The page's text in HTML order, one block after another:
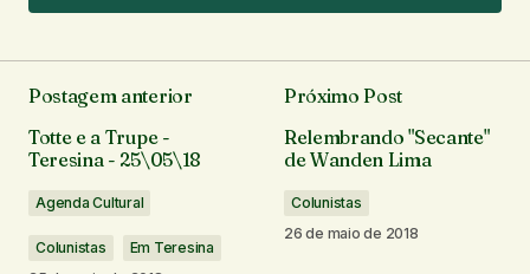
Adicionar um comentário
O seu endereço de e-mail não será publicado.
Campos obrigatórios são marcados com*
Comentário
Postagem anterior
Totte e a Trupe -
Teresina - 25\05\18
Agenda Cultural
Colunistas
Em Teresina
Próximo Post
Relembrando "Secante"
de Wanden Lima
Colunistas
26 de maio de 2018